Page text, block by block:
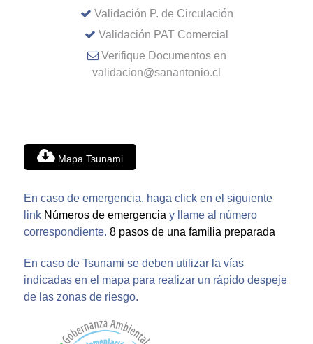
Validación P. de Circulación
Validación PAT Comercial
Verifique Documentos en
validacion@sanantonio.cl
Mapa Tsunami
En caso de emergencia, haga click en el siguiente
link Números de emergencia y llame al número
correspondiente. 8 pasos de una familia preparada
En caso de Tsunami se deben utilizar la vías
indicadas en el mapa para realizar un rápido despeje
de las zonas de riesgo.